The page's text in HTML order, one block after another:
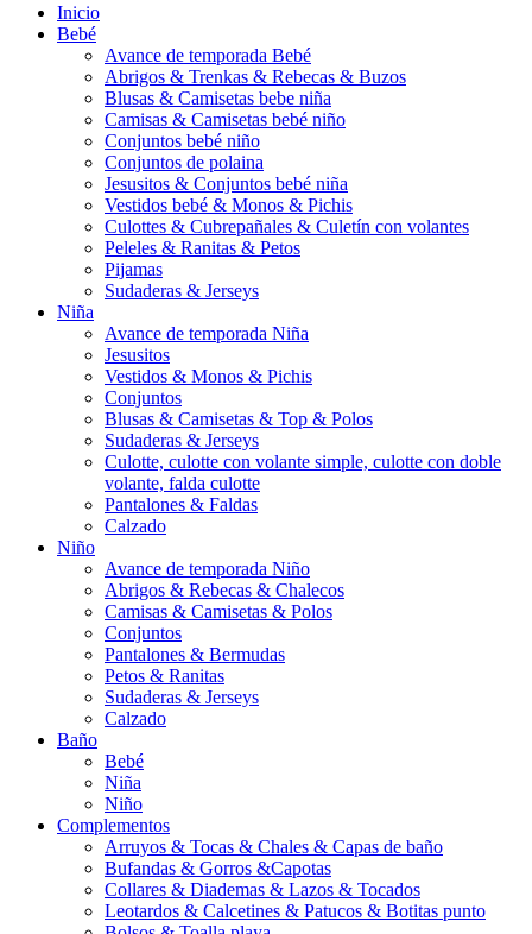
Inicio
Bebé
Avance de temporada Bebé
Abrigos & Trenkas & Rebecas & Buzos
Blusas & Camisetas bebe niña
Camisas & Camisetas bebé niño
Conjuntos bebé niño
Conjuntos de polaina
Jesusitos & Conjuntos bebé niña
Vestidos bebé & Monos & Pichis
Culottes & Cubrepañales & Culetín con volantes
Peleles & Ranitas & Petos
Pijamas
Sudaderas & Jerseys
Niña
Avance de temporada Niña
Jesusitos
Vestidos & Monos & Pichis
Conjuntos
Blusas & Camisetas & Top & Polos
Sudaderas & Jerseys
Culotte, culotte con volante simple, culotte con doble
volante, falda culotte
Pantalones & Faldas
Calzado
Niño
Avance de temporada Niño
Abrigos & Rebecas & Chalecos
Camisas & Camisetas & Polos
Conjuntos
Pantalones & Bermudas
Petos & Ranitas
Sudaderas & Jerseys
Calzado
Baño
Bebé
Niña
Niño
Complementos
Arruyos & Tocas & Chales & Capas de baño
Bufandas & Gorros &Capotas
Collares & Diademas & Lazos & Tocados
Leotardos & Calcetines & Patucos & Botitas punto